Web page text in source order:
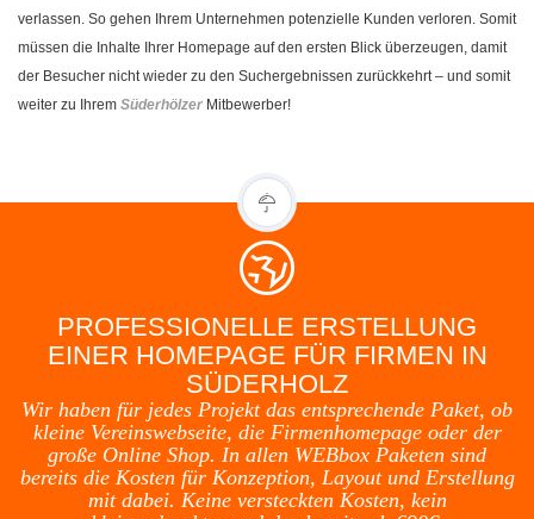
verlassen. So gehen Ihrem Unternehmen potenzielle Kunden verloren. Somit
müssen die Inhalte Ihrer Homepage auf den ersten Blick überzeugen, damit
der Besucher nicht wieder zu den Suchergebnissen zurückkehrt – und somit
weiter zu Ihrem Süderhölzer Mitbewerber!
PROFESSIONELLE ERSTELLUNG
EINER HOMEPAGE FÜR FIRMEN IN
SÜDERHOLZ
Wir haben für jedes Projekt das entsprechende Paket, ob
kleine Vereinswebseite, die Firmenhomepage oder der
große Online Shop. In allen WEBbox Paketen sind
bereits die Kosten für Konzeption, Layout und Erstellung
mit dabei. Keine versteckten Kosten, kein